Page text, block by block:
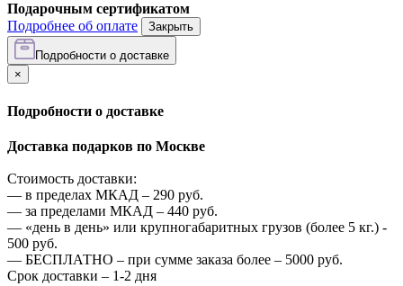
Подарочным сертификатом
Подробнее об оплате
Закрыть
Подробности о доставке
×
Подробности о доставке
Доставка подарков по Москве
Стоимость доставки:
— в пределах МКАД – 290 руб.
— за пределами МКАД – 440 руб.
— «день в день» или крупногабаритных грузов (более 5 кг.) -
500 руб.
— БЕСПЛАТНО – при сумме заказа более – 5000 руб.
Срок доставки – 1-2 дня